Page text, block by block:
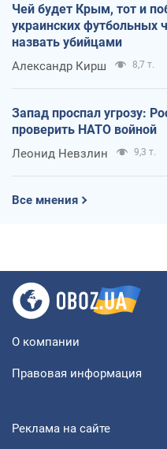
Чей будет Крым, тот и
украинских футбольных
назвать убийцами
Александр Кирш 8,7 т.
Запад проспал угрозу:
проверить НАТО войной
Леонид Невзлин 9,3 т.
Все мнения
О компании
Правовая информация
Реклама на сайте